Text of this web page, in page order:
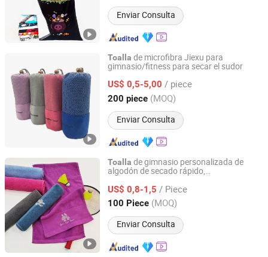
Enviar Consulta
Toalla de microfibra Jiexu para
gimnasio/fitness para secar el sudor
US$ 0,5-5,00 / piece
200 piece (MOQ)
Enviar Consulta
Shijiazhuang Dingrui Textiles Products Co., Ltd.
Hebei, China Desde 2025
Toalla de gimnasio personalizada de
algodón de secado rápido,
tamaño con logo personalizado
US$ 0,8-1,5 / Piece
100 Piece (MOQ)
Enviar Consulta
Hebei Baibang Xinhui Knitting Textile Sales Co., Ltd.
Hebei, China Desde 2024